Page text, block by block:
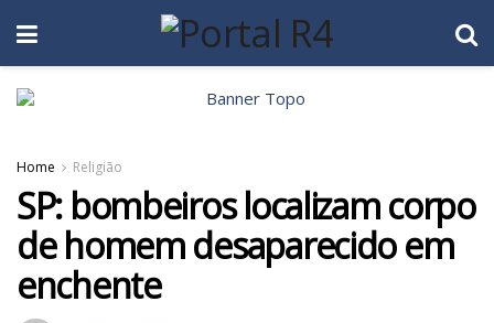
Home Religião
SP: bombeiros localizam corpo
de homem desaparecido em
enchente